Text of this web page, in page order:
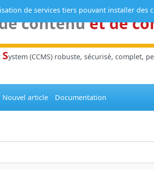
contenuet de
System (CCMS) robuste, sécurisé, complet,
Nouvel article Documentation
de services tiers pouvant installer des